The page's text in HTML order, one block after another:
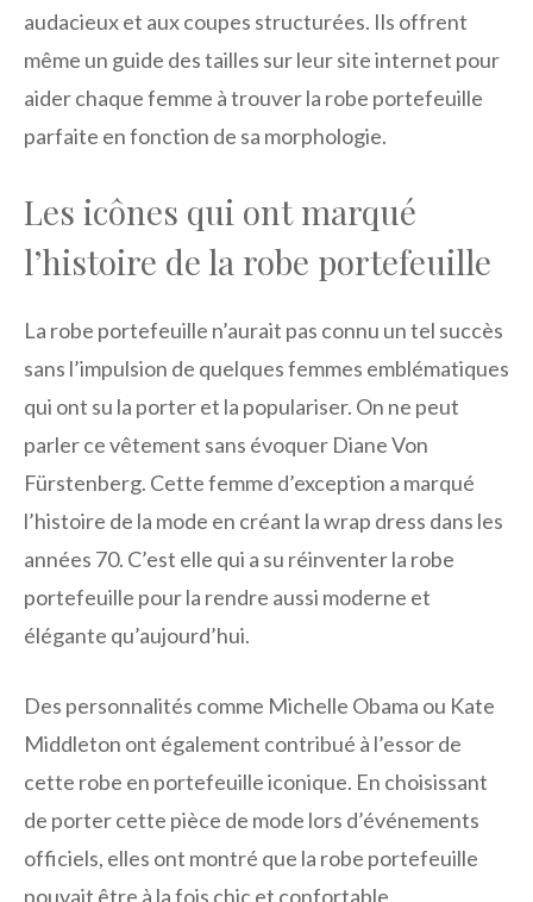
audacieux et aux coupes structurées. Ils offrent
même un guide des tailles sur leur site internet pour
aider chaque femme à trouver la robe portefeuille
parfaite en fonction de sa morphologie.
Les icônes qui ont marqué
l’histoire de la robe portefeuille
La robe portefeuille n’aurait pas connu un tel succès
sans l’impulsion de quelques femmes emblématiques
qui ont su la porter et la populariser. On ne peut
parler ce vêtement sans évoquer Diane Von
Fürstenberg. Cette femme d’exception a marqué
l’histoire de la mode en créant la wrap dress dans les
années 70. C’est elle qui a su réinventer la robe
portefeuille pour la rendre aussi moderne et
élégante qu’aujourd’hui.
Des personnalités comme Michelle Obama ou Kate
Middleton ont également contribué à l’essor de
cette robe en portefeuille iconique. En choisissant
de porter cette pièce de mode lors d’événements
officiels, elles ont montré que la robe portefeuille
pouvait être à la fois chic et confortable.